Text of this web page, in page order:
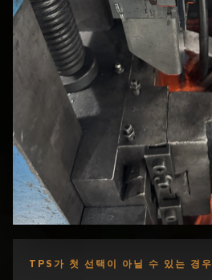
TPS가 첫 선택이 아닐 수 있는 경우